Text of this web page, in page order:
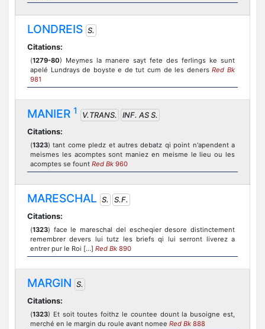
LONDREIS S.
Citations:
(1279-80) Meymes la manere sayt fete des ferlings ke sunt
apelé Lundrays de boyste e de tut cum de les denersRed Bk
981
MANIER 1 V.TRANS.
INF. AS S.
Citations:
(1323) tant come pledz et autres debatz qi point n'apendent a
meismes les acomptes sont maniez en meisme le lieu ou les
acomptes se fount Red Bk 960
MARESCHAL S.
S.F.
Citations:
(1323) face le mareschal del escheqier desore distinctement
remembrer devers lui tutz les briefs qi lui serront liverez a
entrer pur le Roi [...] Red Bk 890
MARGIN S.
Citations:
(1323) Et soit toutes foithz le countee dount la busoigne est,
merché en le margin du roule avant nomee Red Bk 888